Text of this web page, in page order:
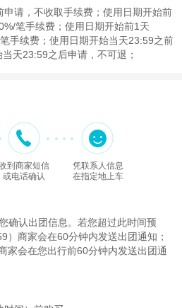
请，不收取手续费；使用日期开始前
笔手续费；使用日期开始前1天
手续费；使用日期开始当天23:59之前
天23:59之后申请，不可退；
到商家短信
或电话确认
凭联系人信息
在指定地上车
确认出团信息。若您超过此时间预
）商家会在60分钟内发送出团通知；
家会在您出行前60分钟内发送出团通